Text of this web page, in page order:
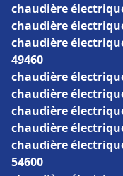
chaudière
chaudière
chaudière
49460
chaudière
chaudière
chaudière
chaudière
chaudière
54600